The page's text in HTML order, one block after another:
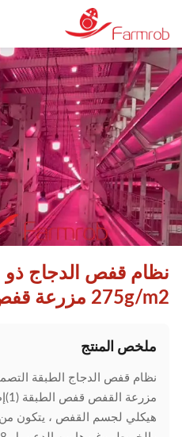
نظام قفص الدجاج ذو
275g/m2 مزرعة قفص الزنك
ملخص المنتج
هيكلي لجسم القفص ، يتكون